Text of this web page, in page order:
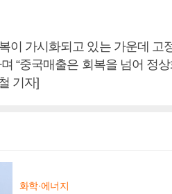
이 가시화되고 있는 가운데 고
“중국매출은 회복을 넘어 정
기자]
화학·에너지